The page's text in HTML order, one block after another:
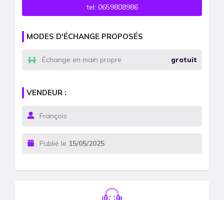
tel: 0659808986
MODES D'ÉCHANGE PROPOSÉS
Échange en main propre gratuit
VENDEUR :
François
Publié le 15/05/2025